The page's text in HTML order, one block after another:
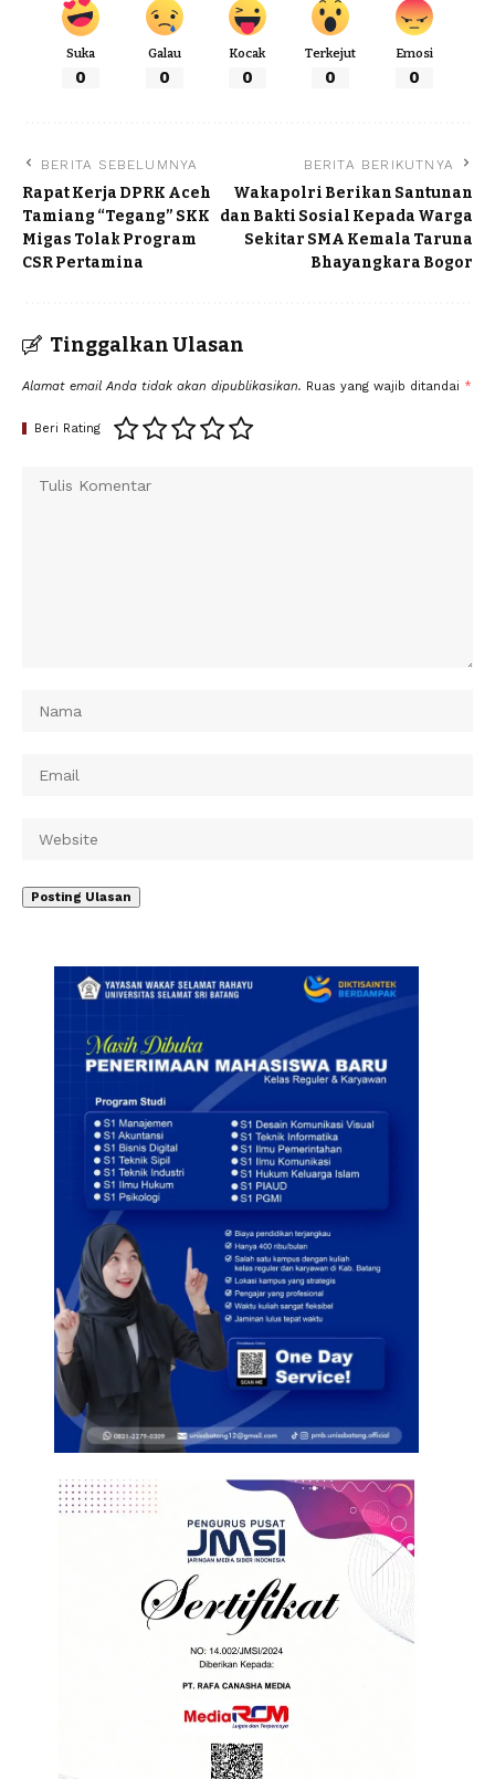
Suka
0
Galau
0
Kocak
0
Terkejut
0
Emosi
0
BERITA SEBELUMNYA
Rapat Kerja DPRK Aceh
Tamiang “Tegang” SKK
Migas Tolak Program
CSR Pertamina
BERITA BERIKUTNYA
Wakapolri Berikan Santunan
dan Bakti Sosial Kepada Warga
Sekitar SMA Kemala Taruna
Bhayangkara Bogor
Tinggalkan Ulasan
Alamat email Anda tidak akan dipublikasikan. Ruas yang wajib ditandai *
Beri Rating